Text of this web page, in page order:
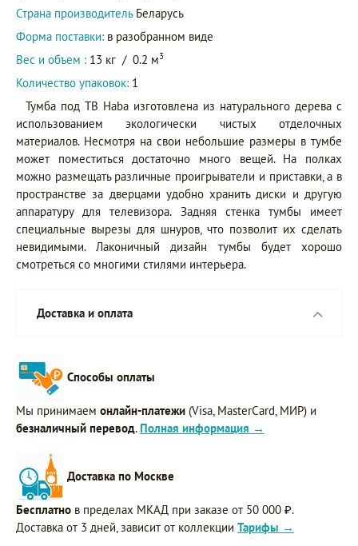
Страна производитель Беларусь
Форма поставки: в разобранном виде
Вес и объем : 13 кг / 0.2 м3
Количество упаковок: 1
Тумба под ТВ Haba изготовлена из натурального дерева с
использованием экологически чистых отделочных
материалов. Несмотря на свои небольшие размеры в тумбе
может поместиться достаточно много вещей. На полках
можно размещать различные проигрыватели и приставки, а в
пространстве за дверцами удобно хранить диски и другую
аппаратуру для телевизора. Задняя стенка тумбы имеет
специальные вырезы для шнуров, что позволит их сделать
невидимыми. Лаконичный дизайн тумбы будет хорошо
смотреться со многими стилями интерьера.
Доставка и оплата
Способы оплаты
Мы принимаем онлайн-платежи (Visa, MasterCard, МИР) и
безналичный перевод. Полная информация →
Доставка по Москве
Бесплатно в пределах МКАД при заказе от 50 000 ₽.
Доставка от 3 дней, зависит от коллекции Тарифы →